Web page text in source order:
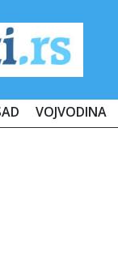
VOJVODINA